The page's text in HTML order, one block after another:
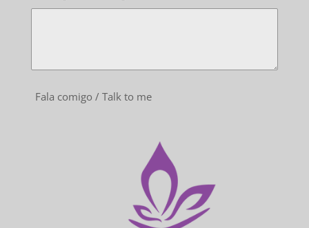
Fala comigo / Talk to me